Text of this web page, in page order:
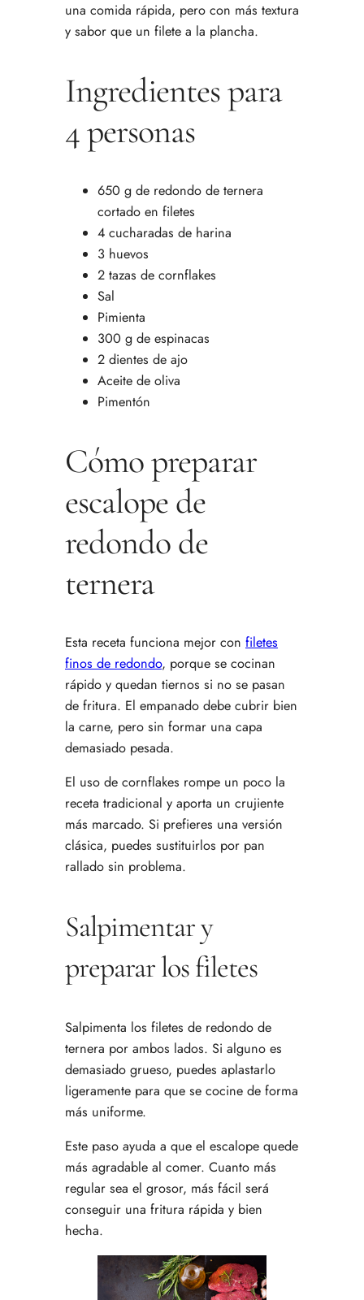
una comida rápida, pero con más textura
y sabor que un filete a la plancha.
Ingredientes para
4 personas
650 g de redondo de ternera
cortado en filetes
4 cucharadas de harina
3 huevos
2 tazas de cornflakes
Sal
Pimienta
300 g de espinacas
2 dientes de ajo
Aceite de oliva
Pimentón
Cómo preparar
escalope de
redondo de
ternera
Esta receta funciona mejor con filetes
finos de redondo, porque se cocinan
rápido y quedan tiernos si no se pasan
de fritura. El empanado debe cubrir bien
la carne, pero sin formar una capa
demasiado pesada.
El uso de cornflakes rompe un poco la
receta tradicional y aporta un crujiente
más marcado. Si prefieres una versión
clásica, puedes sustituirlos por pan
rallado sin problema.
Salpimentar y
preparar los filetes
Salpimenta los filetes de redondo de
ternera por ambos lados. Si alguno es
demasiado grueso, puedes aplastarlo
ligeramente para que se cocine de forma
más uniforme.
Este paso ayuda a que el escalope quede
más agradable al comer. Cuanto más
regular sea el grosor, más fácil será
conseguir una fritura rápida y bien
hecha.